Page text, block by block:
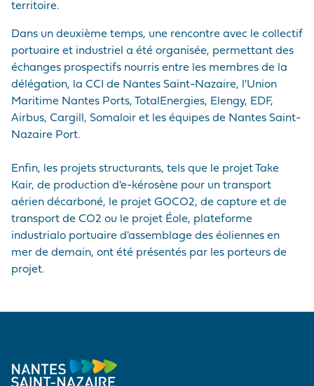
territoire.
Dans un deuxième temps, une rencontre avec le collectif
portuaire et industriel a été organisée, permettant des
échanges prospectifs nourris entre les membres de la
délégation, la CCI de Nantes Saint-Nazaire, l'Union
Maritime Nantes Ports, TotalEnergies, Elengy, EDF,
Airbus, Cargill, Somaloir et les équipes de Nantes Saint-
Nazaire Port.
Enfin, les projets structurants, tels que le projet Take
Kair, de production d'e-kérosène pour un transport
aérien décarboné, le projet GOCO2, de capture et de
transport de CO2 ou le projet Éole, plateforme
industrialo portuaire d'assemblage des éoliennes en
mer de demain, ont été présentés par les porteurs de
projet.